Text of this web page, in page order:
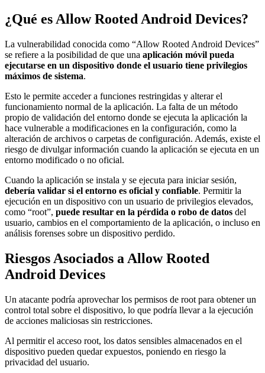
¿Qué es Allow Rooted Android Devices?
La vulnerabilidad conocida como “Allow Rooted Android Devices”
se refiere a la posibilidad de que una aplicación móvil pueda
ejecutarse en un dispositivo donde el usuario tiene privilegios
máximos de sistema.
Esto le permite acceder a funciones restringidas y alterar el
funcionamiento normal de la aplicación. La falta de un método
propio de validación del entorno donde se ejecuta la aplicación la
hace vulnerable a modificaciones en la configuración, como la
alteración de archivos o carpetas de configuración. Además, existe el
riesgo de divulgar información cuando la aplicación se ejecuta en un
entorno modificado o no oficial.
Cuando la aplicación se instala y se ejecuta para iniciar sesión,
debería validar si el entorno es oficial y confiable. Permitir la
ejecución en un dispositivo con un usuario de privilegios elevados,
como “root”, puede resultar en la pérdida o robo de datos del
usuario, cambios en el comportamiento de la aplicación, o incluso en
análisis forenses sobre un dispositivo perdido.
Riesgos Asociados a Allow Rooted
Android Devices
Un atacante podría aprovechar los permisos de root para obtener un
control total sobre el dispositivo, lo que podría llevar a la ejecución
de acciones maliciosas sin restricciones.
Al permitir el acceso root, los datos sensibles almacenados en el
dispositivo pueden quedar expuestos, poniendo en riesgo la
privacidad del usuario.